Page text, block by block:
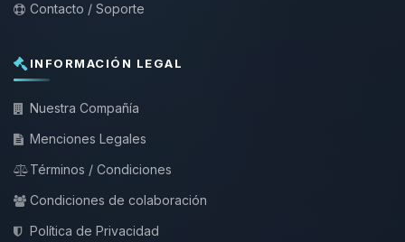
Contacto / Soporte
INFORMACIÓN LEGAL
Nuestra Compañía
Menciones Legales
Términos / Condiciones
Condiciones de colaboración
Política de Privacidad